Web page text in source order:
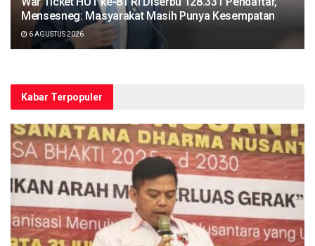
Mensesneg: Masyarakat Masih Punya Kesempatan
6 AGUSTUS 2026
Kabar Terpopuler